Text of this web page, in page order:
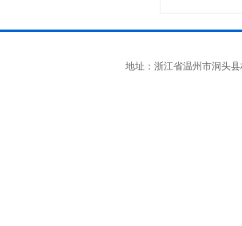
地址：浙江省温州市洞头县